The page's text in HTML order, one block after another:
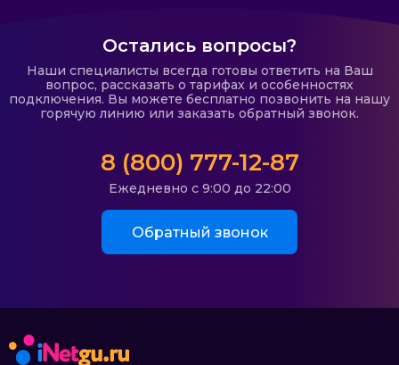
Остались вопросы?
Наши специалисты всегда готовы ответить на Ваш
вопрос, рассказать о тарифах и особенностях
подключения. Вы можете бесплатно позвонить на нашу
горячую линию или заказать обратный звонок.
8 (800) 777-12-87
Ежедневно с 9:00 до 22:00
Обратный звонок